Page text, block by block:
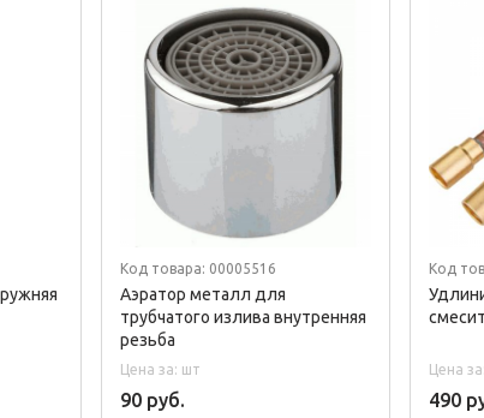
Код товара: 00005516
Аэратор металл для
трубчатого излива внутренняя
резьба
Цена за: шт
90 руб.
Код
Цена
490